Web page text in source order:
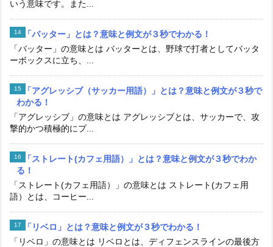
いう意味です。また...
「バッター」とは？意味と例文が３秒でわかる！
「バッター」の意味とは バッターとは、野球で打者としてバッタ
ーボックスに立ち、...
「アグレッシブ（サッカー用語）」とは？意味と例文が３秒で
わかる！
「アグレッシブ」の意味とは アグレッシブとは、サッカーで、攻
撃的かつ積極的にプ...
「ストレート(カフェ用語）」とは？意味と例文が３秒でわか
る！
「ストレート(カフェ用語）」の意味とは ストレート(カフェ用
語）とは、コーヒー...
「リベロ」とは？意味と例文が３秒でわかる！
「リベロ」の意味とは リベロとは、ディフェンスラインの最後方